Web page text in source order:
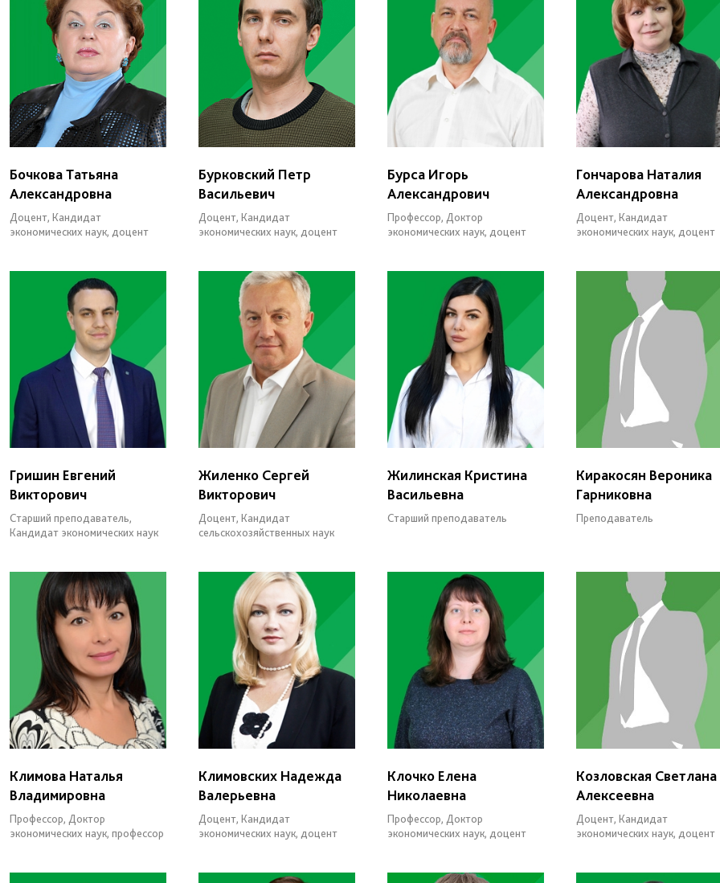
Бочкова Татьяна
Александровна
Доцент, Кандидат
экономических наук, доцент
Бурковский Петр
Васильевич
Доцент, Кандидат
экономических наук, доцент
Бурса Игорь
Александрович
Профессор, Доктор
экономических наук, доцент
Гончарова Наталия
Александровна
Доцент, Кандидат
экономических наук, доцент
Гришин Евгений
Викторович
Старший преподаватель,
Кандидат экономических наук
Жиленко Сергей
Викторович
Доцент, Кандидат
сельскохозяйственных наук
Жилинская Кристина
Васильевна
Старший преподаватель
Киракосян Вероника
Гарниковна
Преподаватель
Климова Наталья
Владимировна
Профессор, Доктор
экономических наук, профессор
Климовских Надежда
Валерьевна
Доцент, Кандидат
экономических наук, доцент
Клочко Елена
Николаевна
Профессор, Доктор
экономических наук, доцент
Козловская Светлана
Алексеевна
Доцент, Кандидат
экономических наук, доцент